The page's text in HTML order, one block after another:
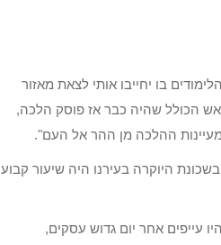
בו יחייבו אותי לצאת מאזור
הכולל שהיה כבר אז פוסק הלכה,
ההלכה מן ההר אל העם".
היוקרה בעירנו היה שיעור קבוע
עייפים אחר יום גדוש עסקים,